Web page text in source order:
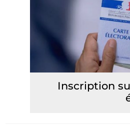
Inscription